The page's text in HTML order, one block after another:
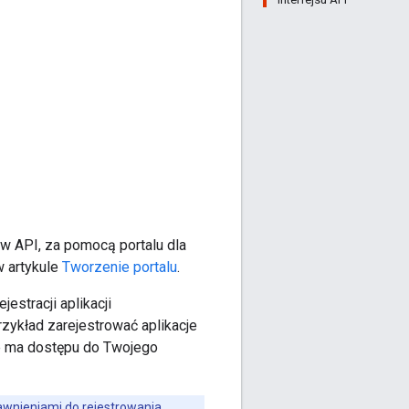
API, za pomocą portalu dla
artykule Tworzenie portalu.
aplikacji
zarejestrować aplikacje
dostępu do Twojego